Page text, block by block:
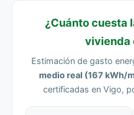
¿Cuánto cuesta
vivienda
Estimación de gasto
medio real (167 kWh/
certificadas en Vigo,